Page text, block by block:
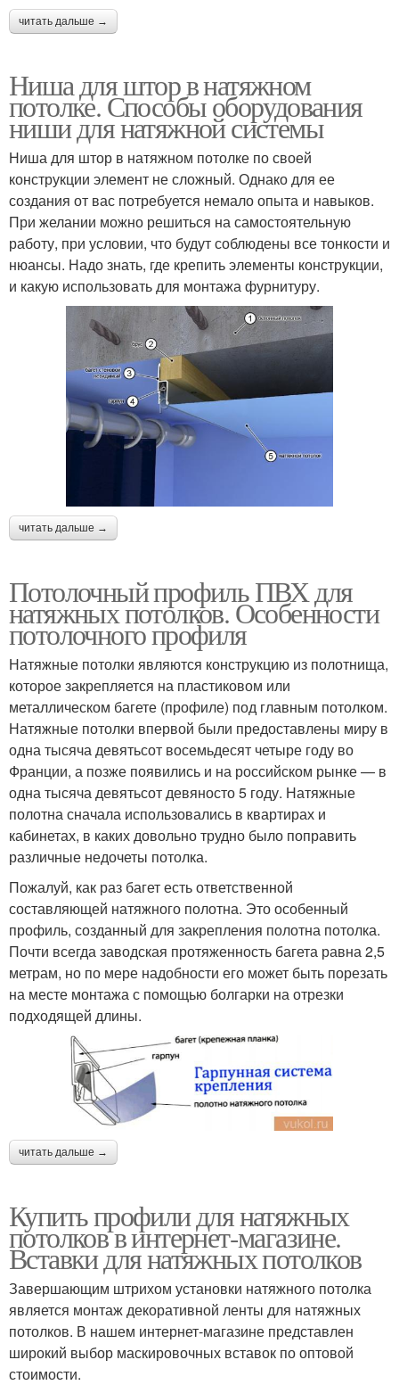
читать дальше →
Ниша для штор в натяжном
потолке. Способы оборудования
ниши для натяжной системы
Ниша для штор в натяжном потолке по своей
конструкции элемент не сложный. Однако для ее
создания от вас потребуется немало опыта и навыков.
При желании можно решиться на самостоятельную
работу, при условии, что будут соблюдены все тонкости и
нюансы. Надо знать, где крепить элементы конструкции,
и какую использовать для монтажа фурнитуру.
читать дальше →
Потолочный профиль ПВХ для
натяжных потолков. Особенности
потолочного профиля
Натяжные потолки являются конструкцию из полотнища,
которое закрепляется на пластиковом или
металлическом багете (профиле) под главным потолком.
Натяжные потолки впервой были предоставлены миру в
одна тысяча девятьсот восемьдесят четыре году во
Франции, а позже появились и на российском рынке — в
одна тысяча девятьсот девяносто 5 году. Натяжные
полотна сначала использовались в квартирах и
кабинетах, в каких довольно трудно было поправить
различные недочеты потолка.
Пожалуй, как раз багет есть ответственной
составляющей натяжного полотна. Это особенный
профиль, созданный для закрепления полотна потолка.
Почти всегда заводская протяженность багета равна 2,5
метрам, но по мере надобности его может быть порезать
на месте монтажа с помощью болгарки на отрезки
подходящей длины.
читать дальше →
Купить профили для натяжных
потолков в интернет-магазине.
Вставки для натяжных потолков
Завершающим штрихом установки натяжного потолка
является монтаж декоративной ленты для натяжных
потолков. В нашем интернет-магазине представлен
широкий выбор маскировочных вставок по оптовой
стоимости.